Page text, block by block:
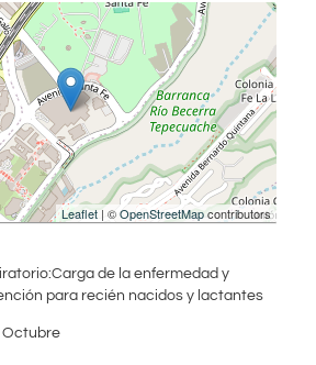
Leaflet | ©OpenStreetMapcontributors
de la enfermedad y
para recién nacidos y lactantes
Octubre